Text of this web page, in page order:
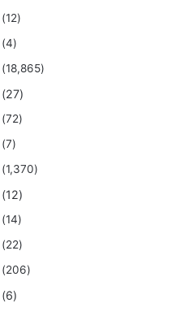
(12)
(4)
(18,865)
(27)
(72)
(7)
(1,370)
(12)
(14)
(22)
(206)
(6)